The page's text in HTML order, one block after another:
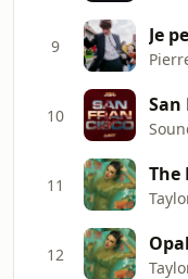
9 Je
10 San
11 The
12